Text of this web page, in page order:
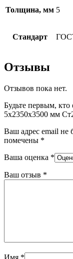
Толщина, мм 5
Стандарт
Отзывы
Отзывов пока нет.
Будьте первым,
5х2350х3500 мм
Ваш адрес email не
помечены *
Ваша оценка *
Ваш отзыв *